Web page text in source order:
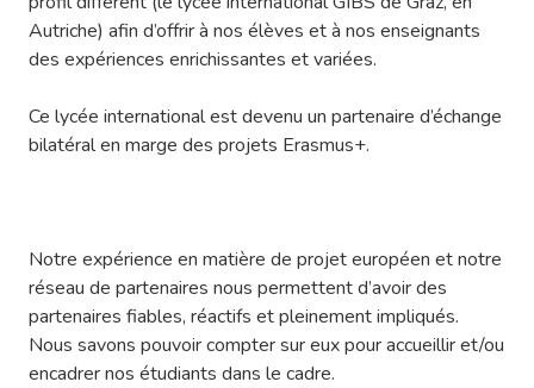
Autriche) afin d’offrir à nos élèves et à nos enseignants
des expériences enrichissantes et variées.
Ce lycée international est devenu un partenaire d’échange
bilatéral en marge des projets Erasmus+.
Notre expérience en matière de projet européen et notre
réseau de partenaires nous permettent d’avoir des
partenaires fiables, réactifs et pleinement impliqués.
Nous savons pouvoir compter sur eux pour accueillir et/ou
encadrer nos étudiants dans le cadre.